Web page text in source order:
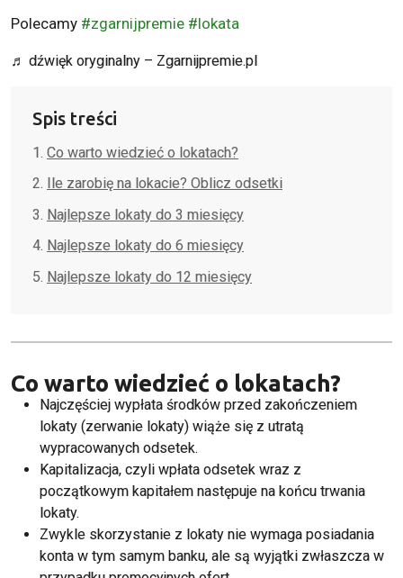
Polecamy #zgarnijpremie #lokata
♬ dźwięk oryginalny – Zgarnijpremie.pl
Spis treści
Co warto wiedzieć o lokatach?
Ile zarobię na lokacie? Oblicz odsetki
Najlepsze lokaty do 3 miesięcy
Najlepsze lokaty do 6 miesięcy
Najlepsze lokaty do 12 miesięcy
Co warto wiedzieć o lokatach?
Najczęściej wypłata środków przed zakończeniem
lokaty (zerwanie lokaty) wiąże się z utratą
wypracowanych odsetek.
Kapitalizacja, czyli wpłata odsetek wraz z
początkowym kapitałem następuje na końcu trwania
lokaty.
Zwykle skorzystanie z lokaty nie wymaga posiadania
konta w tym samym banku, ale są wyjątki zwłaszcza w